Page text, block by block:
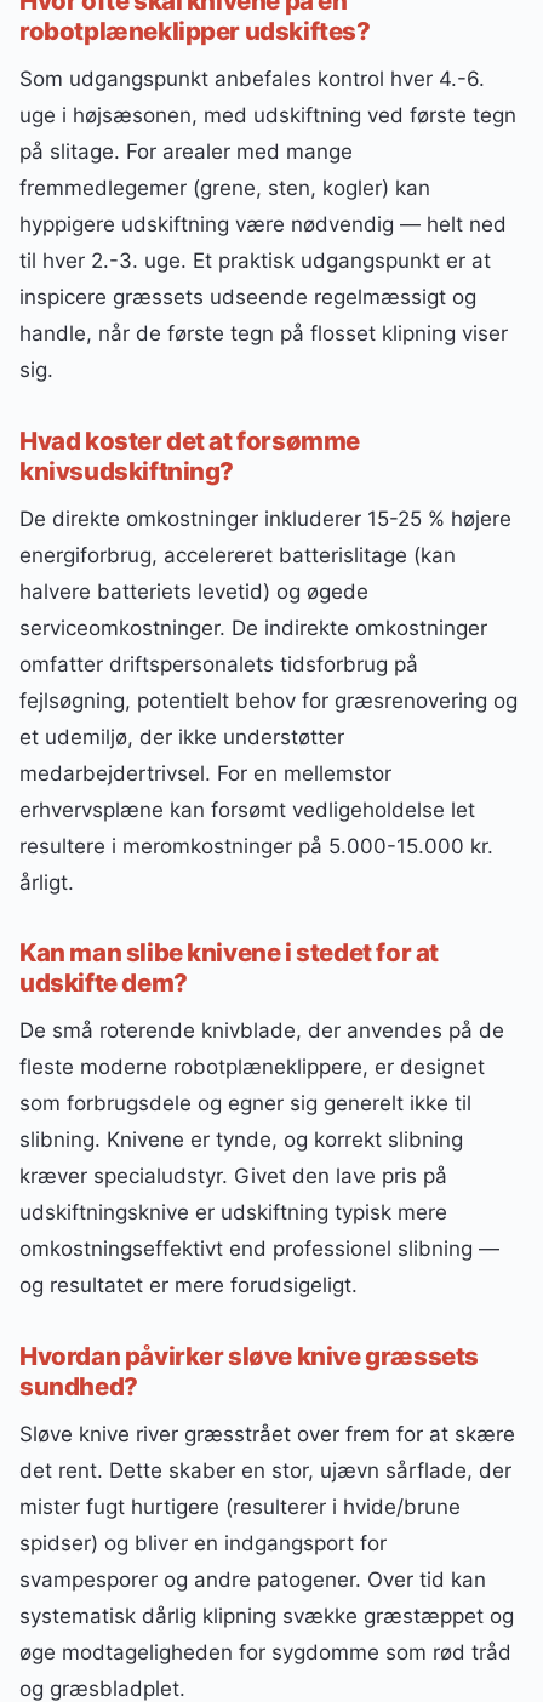
robotplæneklipper udskiftes?
Som udgangspunkt anbefales kontrol hver 4.-6.
uge i højsæsonen, med udskiftning ved første tegn
på slitage. For arealer med mange
fremmedlegemer (grene, sten, kogler) kan
hyppigere udskiftning være nødvendig — helt ned
til hver 2.-3. uge. Et praktisk udgangspunkt er at
inspicere græssets udseende regelmæssigt og
handle, når de første tegn på flosset klipning viser
sig.
Hvad koster det at forsømme
knivsudskiftning?
De direkte omkostninger inkluderer 15-25 % højere
energiforbrug, accelereret batterislitage (kan
halvere batteriets levetid) og øgede
serviceomkostninger. De indirekte omkostninger
omfatter driftspersonalets tidsforbrug på
fejlsøgning, potentielt behov for græsrenovering og
et udemiljø, der ikke understøtter
medarbejdertrivsel. For en mellemstor
erhvervsplæne kan forsømt vedligeholdelse let
resultere i meromkostninger på 5.000-15.000 kr.
årligt.
Kan man slibe knivene i stedet for at
udskifte dem?
De små roterende knivblade, der anvendes på de
fleste moderne robotplæneklippere, er designet
som forbrugsdele og egner sig generelt ikke til
slibning. Knivene er tynde, og korrekt slibning
kræver specialudstyr. Givet den lave pris på
udskiftningsknive er udskiftning typisk mere
omkostningseffektivt end professionel slibning —
og resultatet er mere forudsigeligt.
Hvordan påvirker sløve knive græssets
sundhed?
Sløve knive river græsstrået over frem for at skære
det rent. Dette skaber en stor, ujævn sårflade, der
mister fugt hurtigere (resulterer i hvide/brune
spidser) og bliver en indgangsport for
svampesporer og andre patogener. Over tid kan
systematisk dårlig klipning svække græstæppet og
øge modtageligheden for sygdomme som rød tråd
og græsbladplet.